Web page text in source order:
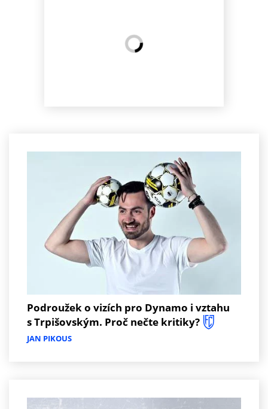
Podroužek o vizích pro Dynamo i vztahu
s Trpišovským. Proč nečte kritiky?
JAN PIKOUS